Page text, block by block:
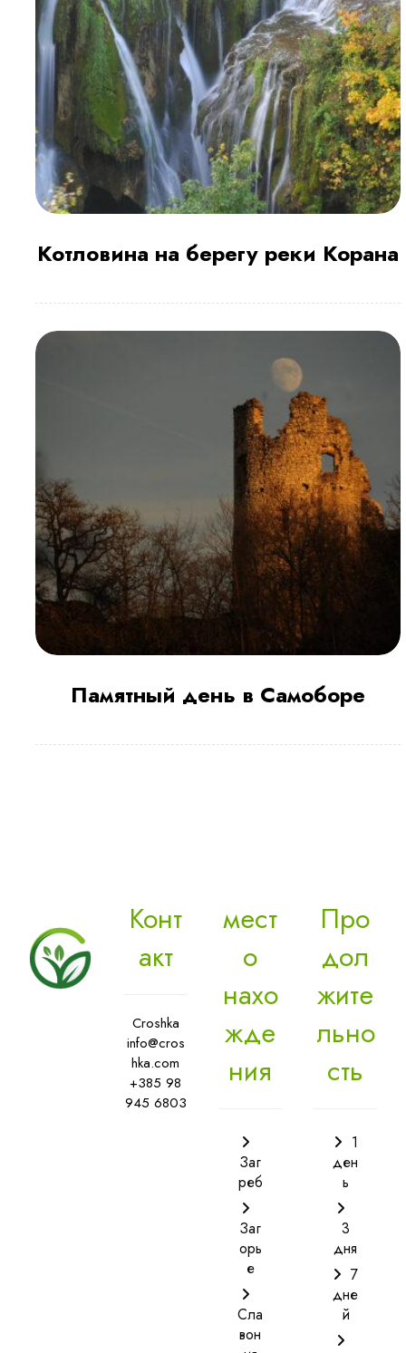
Котловина на берегу реки Корана
Памятный день в Самоборе
Конт
акт
Croshka
info@cros
hka.com
+385 98
945 6803
мест
о
нахо
жде
ния
Заг
реб
Заг
орь
е
Сла
вон
Про
дол
жите
льно
сть
1
ден
ь
3
дня
7
дне
й